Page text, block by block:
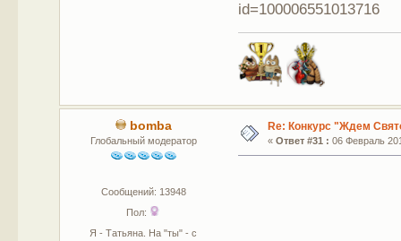
id=100006551013716
bomba
Глобальный модератор
Сообщений: 13948
Пол:
Я - Татьяна. На "ты" - с
Re: Конкурс "Ждем
« Ответ #31 : 06 Февраль